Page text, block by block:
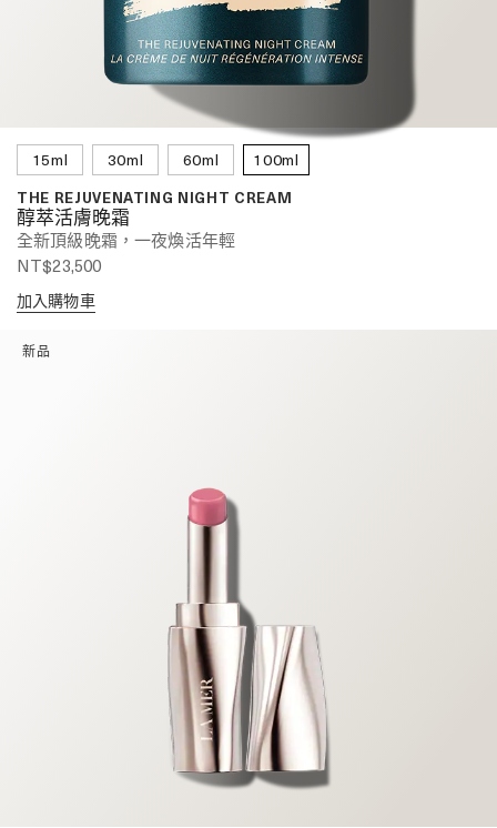
15ml 30ml 60ml 100ml
THE REJUVENATING NIGHT CREAM
醇萃活膚晚霜
全新頂級晚霜，一夜煥活年輕
NT$23,500
加入購物車
新品